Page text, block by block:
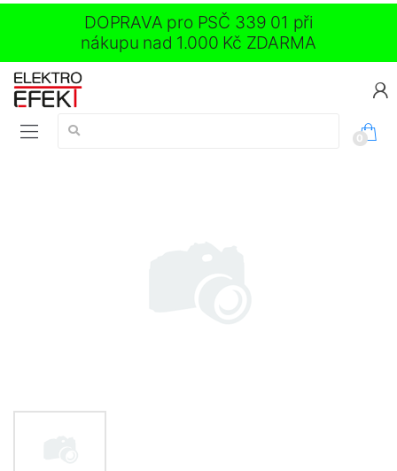
DOPRAVA pro PSČ 339 01 při
nákupu nad 1.000 Kč ZDARMA
Vyhledávání:
0